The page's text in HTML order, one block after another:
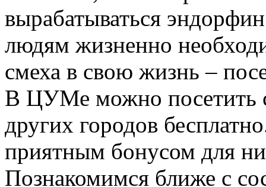
вырабатываться
людям жизненно
смеха в свою жизнь –
В ЦУМе можно посетить
других городов
приятным бонусом для
Познакомимся ближе с